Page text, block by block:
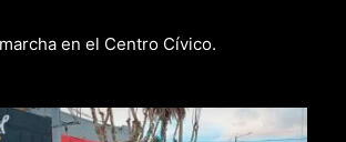
en el Centro Cívico.